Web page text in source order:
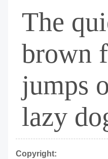
The
brown
jumps
lazy
Copyright: